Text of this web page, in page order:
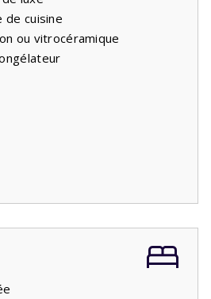
de cuisine
ou vitrocéramique